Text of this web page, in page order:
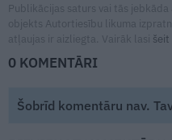
Publikācijas saturs vai tās
objekts Autortiesību likuma
atļaujas ir aizliegta. Vairāk lasi šeit
0 KOMENTĀRI
Šobrīd komentāru nav.